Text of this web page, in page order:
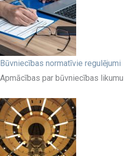
Būvniecības normatīvie regulējumi
Apmācības par būvniecības likumu